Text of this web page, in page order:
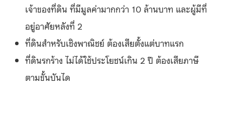
เจ้าของที่ดิน ที่มีมูลค่ามากกว่า 10 ล้านบาท และผู้มีที่
อยู่อาศัยหลังที่ 2
ที่ดินสำหรับเชิงพาณิชย์ ต้องเสียตั้งแต่บาทแรก
ที่ดินรกร้าง ไม่ได้ใช้ประโยชน์เกิน 2 ปี ต้องเสียภาษี
ตามขั้นบันได